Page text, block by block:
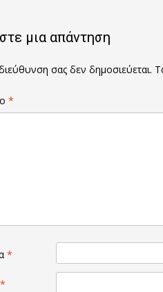
μια απάντηση
σας δεν δημοσιεύεται.
*
*
*